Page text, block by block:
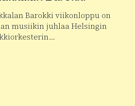
Barokki viikonloppu on
musiikin juhlaa Helsingin